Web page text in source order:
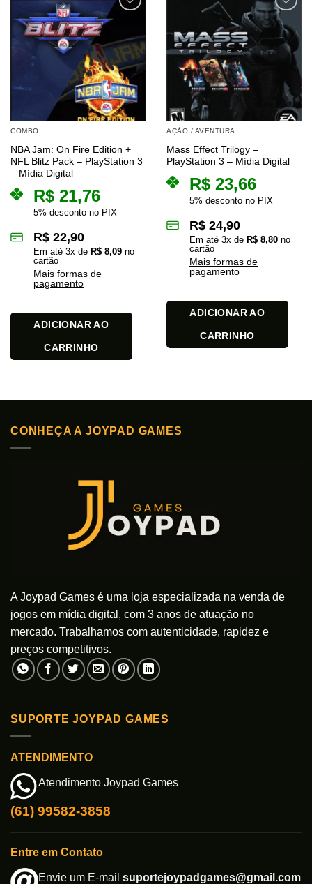
COMBO
NBA Jam: On Fire Edition +
NFL Blitz Pack – PlayStation 3
– Mídia Digital
R$ 21,76
5% desconto no PIX
R$ 22,90
Em até 3x de R$ 8,09 no
cartão
Mais formas de
pagamento
ADICIONAR AO
CARRINHO
AÇÃO / AVENTURA
Mass Effect Trilogy –
PlayStation 3 – Mídia Digital
R$ 23,66
5% desconto no PIX
R$ 24,90
Em até 3x de R$ 8,80 no
cartão
Mais formas de
pagamento
ADICIONAR AO
CARRINHO
CONHEÇA A JOYPAD GAMES
A Joypad Games é uma loja especializada na venda de
jogos em mídia digital, com 3 anos de atuação no
mercado. Trabalhamos com autenticidade, rapidez e
preços competitivos.
SUPORTE JOYPAD GAMES
ATENDIMENTO
Atendimento Joypad Games
(61) 99582-3858
Entre em Contato
Envie um E-mail suportejoypadgames@gmail.com